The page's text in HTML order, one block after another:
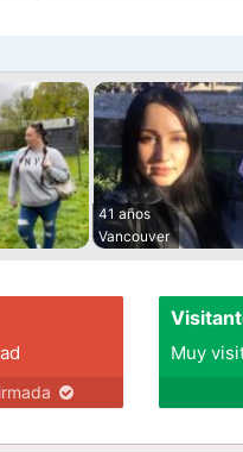
41 años
Vancouver
Muy